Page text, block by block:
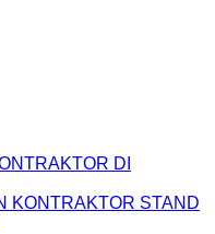
DI
KONTRAKTOR STAND